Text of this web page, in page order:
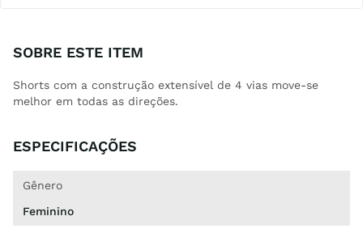
SOBRE ESTE ITEM
Shorts com a construção extensível de 4 vias move-se
melhor em todas as direções.
ESPECIFICAÇÕES
Gênero
Feminino